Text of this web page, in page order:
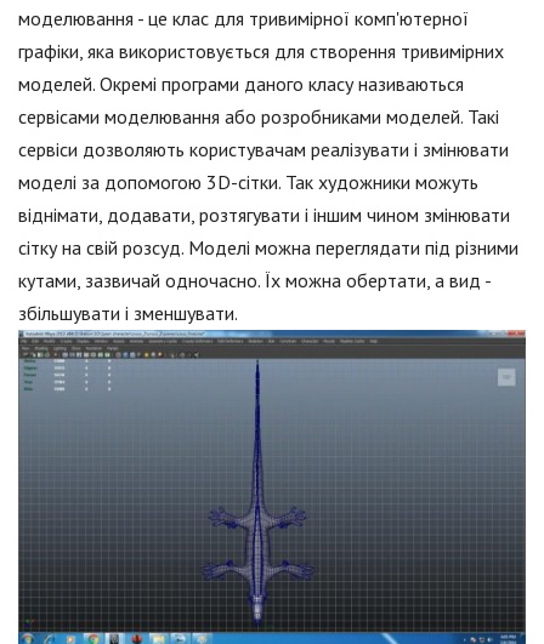
моделювання - це клас для тривимірної комп'ютерної
графіки, яка використовується для створення тривимірних
моделей. Окремі програми даного класу називаються
сервісами моделювання або розробниками моделей. Такі
сервіси дозволяють користувачам реалізувати і змінювати
моделі за допомогою 3D-сітки. Так художники можуть
віднімати, додавати, розтягувати і іншим чином змінювати
сітку на свій розсуд. Моделі можна переглядати під різними
кутами, зазвичай одночасно. Їх можна обертати, а вид -
збільшувати і зменшувати.